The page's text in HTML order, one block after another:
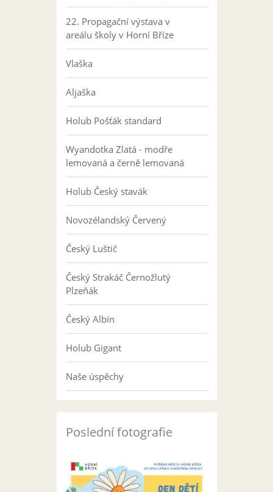
22. Propagační výstava v
areálu školy v Horní Bříze
Vlaška
Aljaška
Holub Pošťák standard
Wyandotka Zlatá - modře
lemovaná a černě lemovaná
Holub Český stavák
Novozélandský Červený
Český Luštič
Český Strakáč Černožlutý
Plzeňák
Český Albín
Holub Gigant
Naše úspěchy
Poslední fotografie